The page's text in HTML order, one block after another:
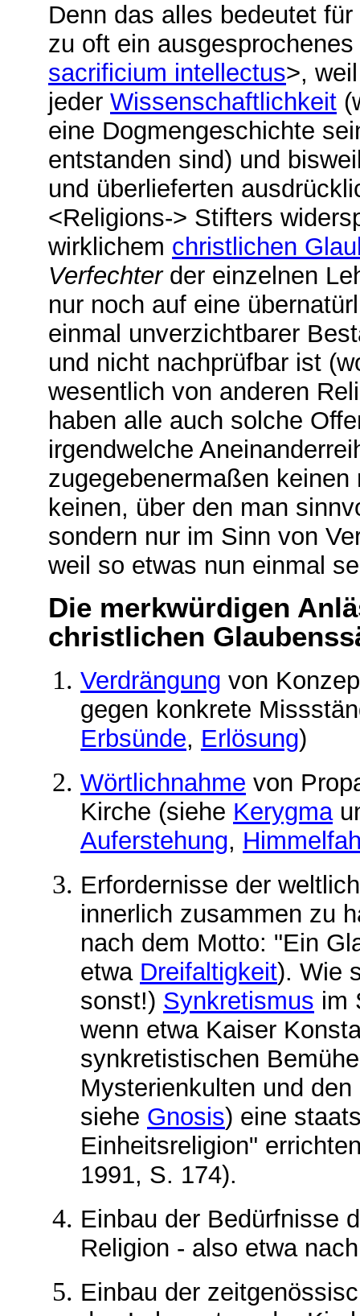
Denn das alles bedeutet
zu oft ein ausgesprochenes
sacrificium intellectus>,
jeder Wissenschaftlichkeit
eine Dogmengeschichte
entstanden sind) und
und überlieferten
<Religions-> Stifters
wirklichem christlichen
Verfechterder einzelnen
nur noch auf eine
einmal unverzichtbarer
und nicht nachprüfbar ist
wesentlich von anderen
haben alle auch solche
irgendwelche
zugegebenermaßen
keinen, über den man
sondern nur im Sinn von
weil so etwas nun einmal
Die merkwürdigen
christlichen
Verdrängung von
gegen konkrete
Erbsünde, Erlösung)
Wörtlichnahme von
Kirche (siehe Kerygma
Auferstehung, H
Erfordernisse der
innerlich zusammen zu
nach dem Motto: "Ein
etwa Dreifaltigkeit). Wie
sonst!) Synkretismus im
wenn etwa Kaiser
synkretistischen
Mysterienkulten und
siehe Gnosis) eine
Einheitsreligion"
1991, S. 174).
Einbau der Bedürfnisse
Religion - also etwa
Einbau der